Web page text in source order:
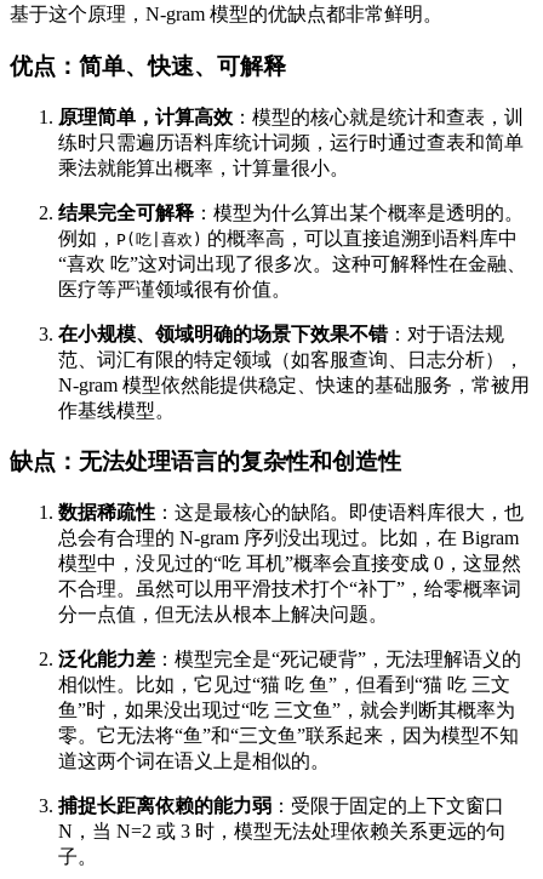
基于这个原理，N-gram 模型的优缺点都非常鲜明。
优点：简单、快速、可解释
原理简单，计算高效 ：模型的核心就是统计和查表，训
练时只需遍历语料库统计词频，运行时通过查表和简单
乘法就能算出概率，计算量很小。
结果完全可解释 ：模型为什么算出某个概率是透明的。
例如， P(吃|喜欢) 的概率高，可以直接追溯到语料库中
“喜欢 吃”这对词出现了很多次。这种可解释性在金融、
医疗等严谨领域很有价值。
在小规模、领域明确的场景下效果不错：对于语法规
范、词汇有限的特定领域（如客服查询、日志分析），
N-gram 模型依然能提供稳定、快速的基础服务，常被用
作基线模型。
缺点：无法处理语言的复杂性和创造性
数据稀疏性 ：这是最核心的缺陷。即使语料库很大，也
总会有合理的 N-gram 序列没出现过。比如，在 Bigram
模型中，没见过的“吃 耳机”概率会直接变成 0，这显然
不合理。虽然可以用平滑技术打个“补丁”，给零概率词
分一点值，但无法从根本上解决问题。
泛化能力差 ：模型完全是“死记硬背”，无法理解语义的
相似性。比如，它见过“猫 吃 鱼”，但看到“猫 吃 三文
鱼”时，如果没出现过“吃 三文鱼”，就会判断其概率为
零。它无法将“鱼”和“三文鱼”联系起来，因为模型不知
道这两个词在语义上是相似的。
捕捉长距离依赖的能力弱 ：受限于固定的上下文窗口
N，当 N=2 或 3 时，模型无法处理依赖关系更远的句
子。